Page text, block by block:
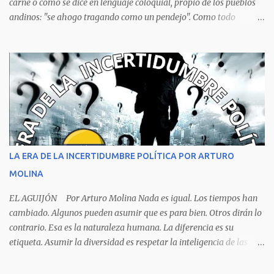
carne o como se dice en lenguaje coloquial, propio de los pueblos
andinos: "se ahogo tragando como un pendejo". Como todo
criminalística para determinar que no se trata de una muerte por
asfixia, ya que la reacción de una persona que está perdiendo la
respiración es levantarse y manotear, para desplomarse en el suelo
cogiendo todo lo que consigue a su lado. La foto habla por si
sola, la mesa ordenada, los platos terminados o tapados, todo en
orden y el campeón mundial sentado apacible y sin presentar su
rostro rasgos de asfixia mecánica, que se reflejan en un color
recuento de lo sucedido antes de este día fatídico. ...
LA ERA DE LA INCERTIDUMBRE POLÍTICA POR ARTURO
MOLINA
EL AGUIJÓN Por Arturo Molina Nada es igual. Los tiempos han
cambiado. Algunos pueden asumir que es para bien. Otros dirán lo
contrario. Esa es la naturaleza humana. La diferencia es su
etiqueta. Asumir la diversidad es respetar la inteligencia de las